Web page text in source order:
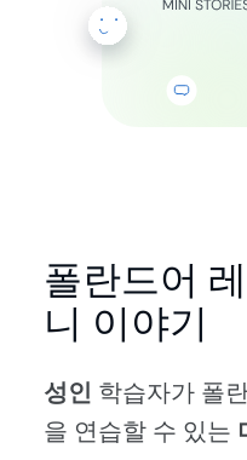
폴란드어
니 이야기
성인 학습자가 폴
을 연습할 수 있는